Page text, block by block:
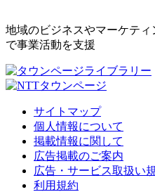
地域のビジネスやマーケテ
で事業活動を支援
サイトマップ
個人情報について
掲載情報に関して
広告掲載のご案内
広告・サービス取扱い
利用規約